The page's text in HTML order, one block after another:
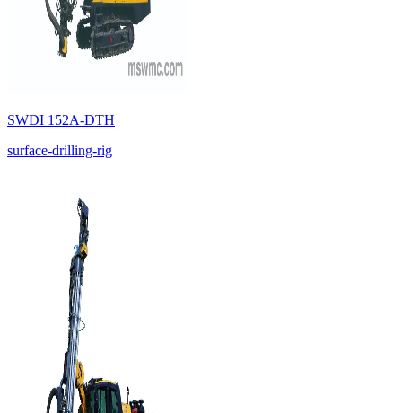
SWDI 152A-DTH
surface-drilling-rig